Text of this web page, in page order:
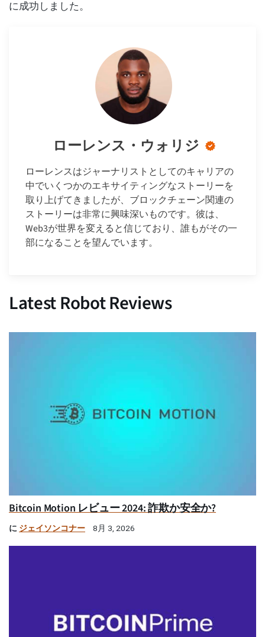
に成功しました。
ローレンス・ウォリジ
ローレンスはジャーナリストとしてのキャリアの
中でいくつかのエキサイティングなストーリーを
取り上げてきましたが、ブロックチェーン関連の
ストーリーは非常に興味深いものです。彼は、
Web3が世界を変えると信じており、誰もがその一
部になることを望んでいます。
Latest Robot Reviews
Bitcoin Motion レビュー 2024: 詐欺か安全か?
に ジェイソンコナー 8月 3, 2026